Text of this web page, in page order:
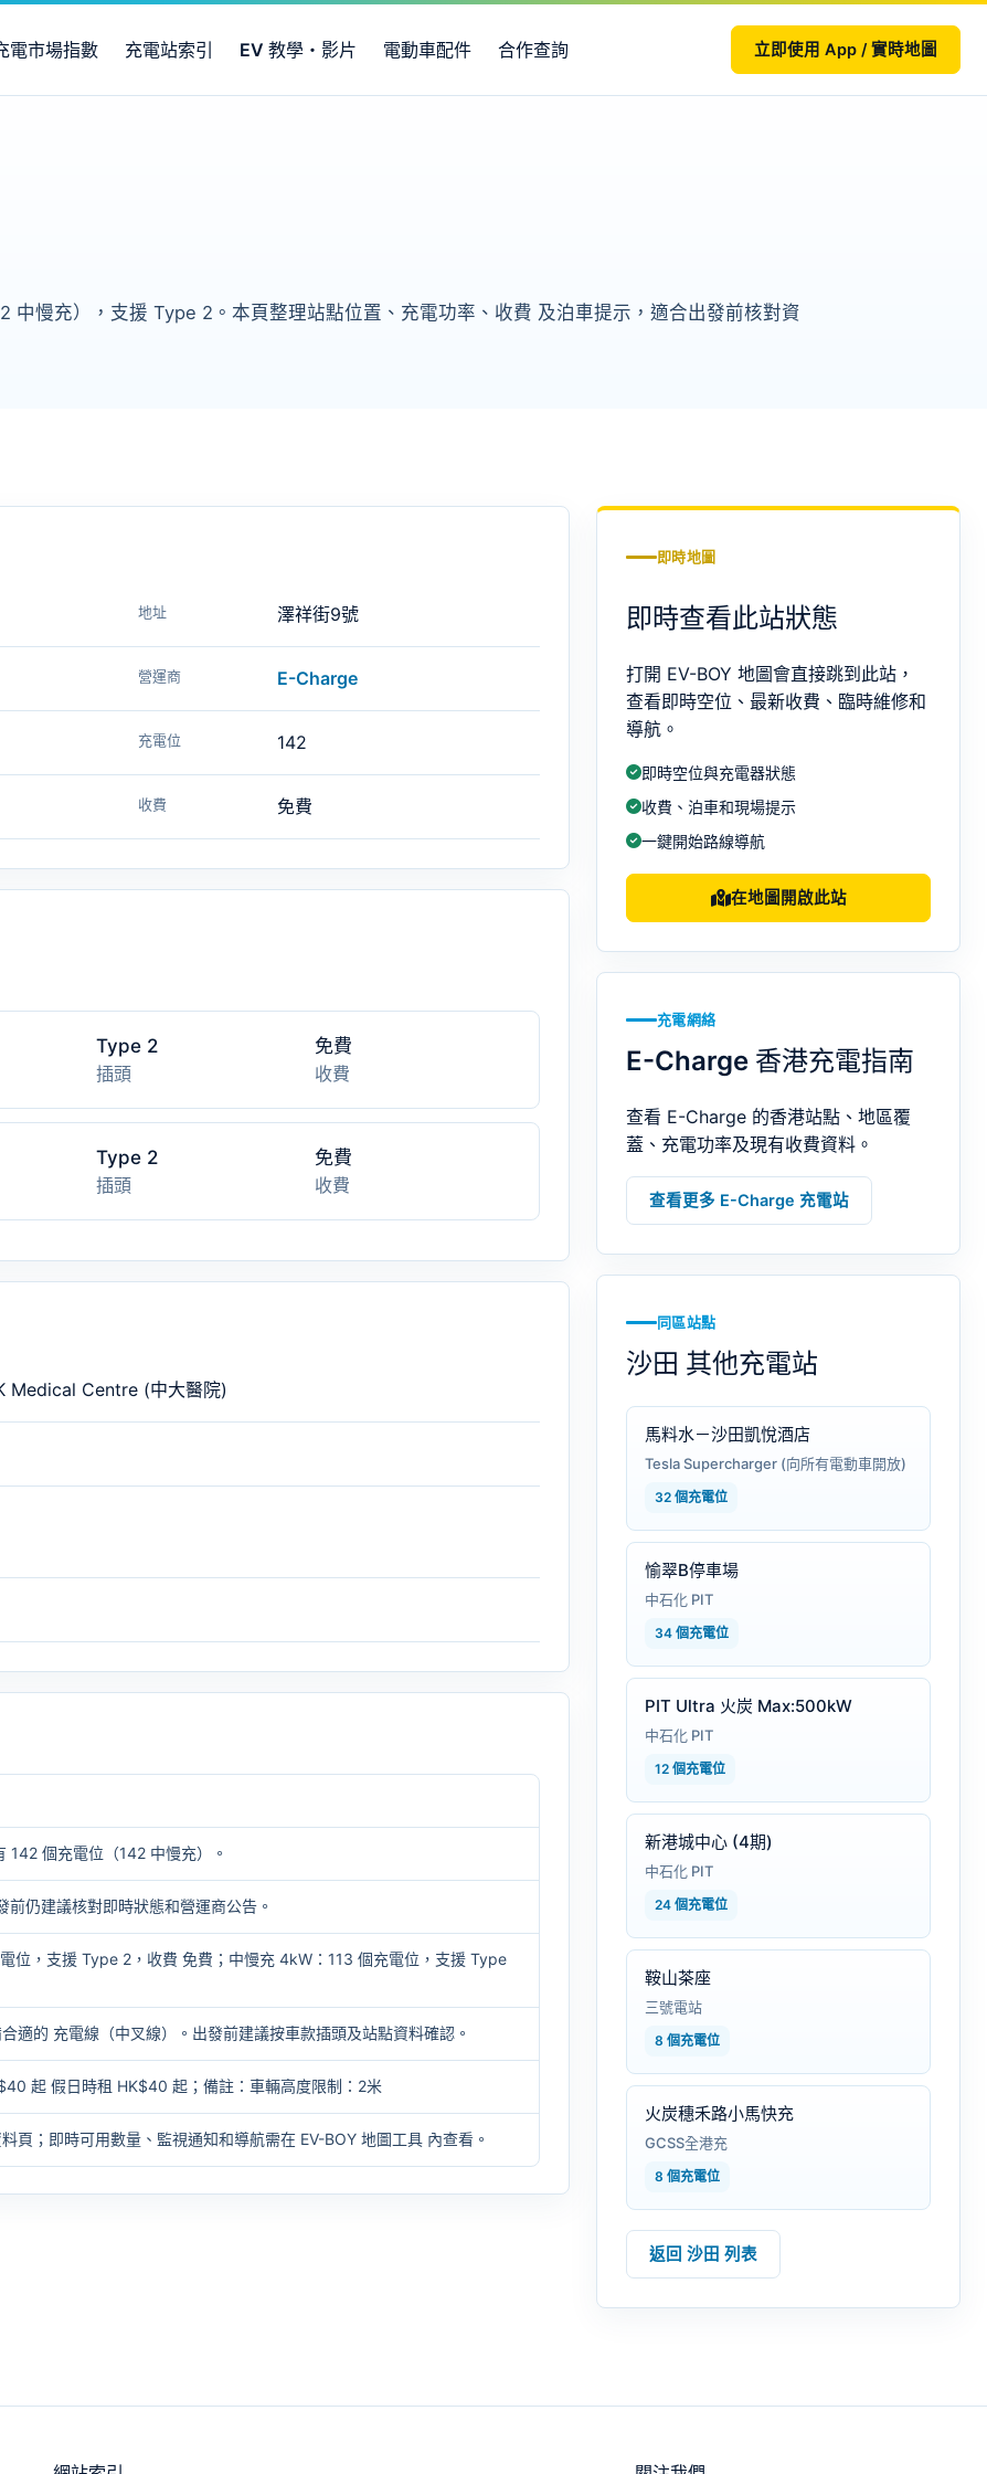
電市場指數 充電站索引 EV 教學・影片 電動車配件 合作查詢 立即使用 App / 實時地圖
中慢充），支援 Type 2。本頁整理站點位置、充電功率、收費 及泊車提示，適合出發前核對資
地址 澤祥街9號
營運商 E-Charge
充電位 142
收費 免費
Type 2
插頭
免費
收費
Type 2
插頭
免費
收費
Medical Centre (中大醫院)
142 個充電位（142 中慢充）。
仍建議核對即時狀態和營運商公告。
位，支援 Type 2，收費 免費；中慢充 4kW：113 個充電位，支援 Type
適的 充電線（中叉線） 。出發前建議按車款插頭及站點資料確認。
起 假日時租 HK$40 起；備註：車輛高度限制：2米
頁；即時可用數量、監視通知和導航需在 EV-BOY 地圖工具 內查看。
即時地圖
即時查看此站狀態
打開 EV-BOY 地圖會直接跳到此站，
查看即時空位、最新收費、臨時維修和
導航。
即時空位與充電器狀態
收費、泊車和現場提示
一鍵開始路線導航
在地圖開啟此站
充電網絡
E-Charge 香港充電指南
查看 E-Charge 的香港站點、地區覆
蓋、充電功率及現有收費資料。
查看更多 E-Charge 充電站
同區站點
沙田 其他充電站
馬料水－沙田凱悅酒店
Tesla Supercharger (向所有電動車開放)
32 個充電位
愉翠B停車場
中石化 PIT
34 個充電位
PIT Ultra 火炭 Max:500kW
中石化 PIT
12 個充電位
新港城中心 (4期)
中石化 PIT
24 個充電位
鞍山茶座
三號電站
8 個充電位
火炭穗禾路小馬快充
GCSS全港充
8 個充電位
返回 沙田 列表